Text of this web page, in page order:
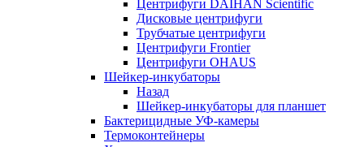
Центрифуги DAIHAN Scientific
Дисковые центрифуги
Трубчатые центрифуги
Центрифуги Frontier
Центрифуги OHAUS
Шейкер-инкубаторы
Назад
Шейкер-инкубаторы для планшет
Бактерицидные УФ-камеры
Термоконтейнеры